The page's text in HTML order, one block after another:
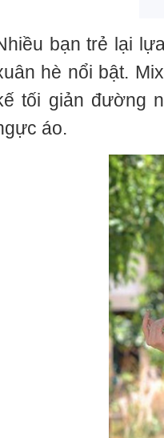
bạn trẻ lại
hè nổi bật.
tối giản đường
áo.